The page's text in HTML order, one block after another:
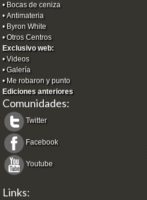
• Bocas de ceniza
•Antimateria
• Byron White
•Otros Centros
Exclusivo web:
•Videos
•Galería
• Me robaron y punto
Ediciones anteriores
Comunidades:
Twitter
Facebook
Youtube
Links: